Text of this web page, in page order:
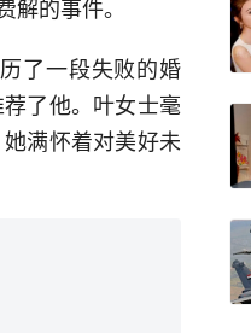
的事件。
了一段失败的婚
了他。叶女士毫
满怀着对美好未